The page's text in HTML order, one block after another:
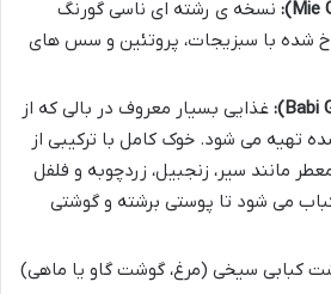
نسخه ی رشته ای ناسی گورنگ
شده با سبزیجات، پروتئین و سس های
غذایی بسیار معروف در بالی که از
تهیه می شود. خوک کامل با ترکیبی از
مانند سیر، زنجبیل، زردچوبه و فلفل
می شود تا پوستی برشته و گوشتی
کبابی سیخی (مرغ، گوشت گاو یا ماهی)